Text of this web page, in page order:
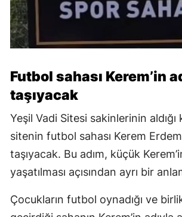
Futbol sahası Kerem’in
taşıyacak
Yeşil Vadi Sitesi sakinlerinin
sitenin futbol sahası Kerem
taşıyacak. Bu adım, küçük
yaşatılması açısından ayrı bir
Çocukların futbol oynadığı ve